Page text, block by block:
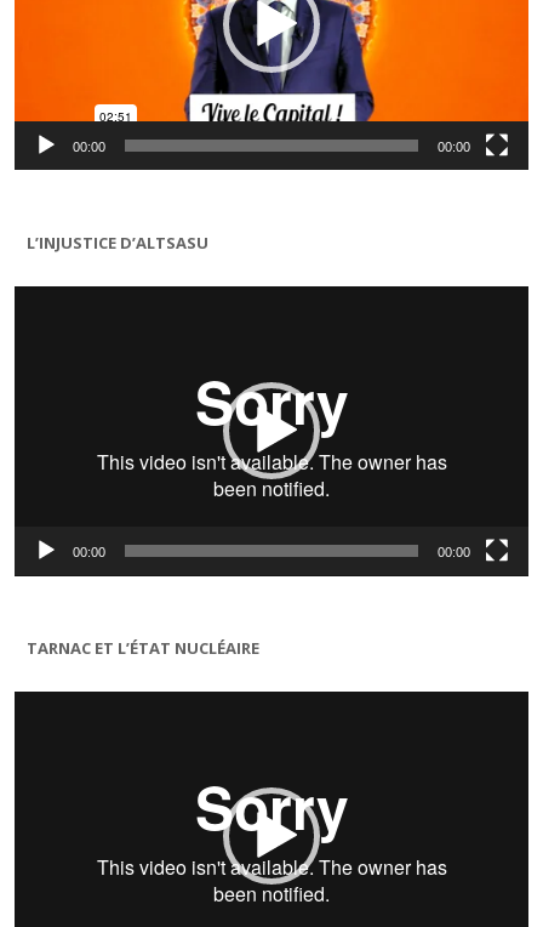
00:00 00:00
L’INJUSTICE D’ALTSASU
Lecteur
00:00 00:00
TARNAC ET L’ÉTAT NUCLÉAIRE
Lecteur